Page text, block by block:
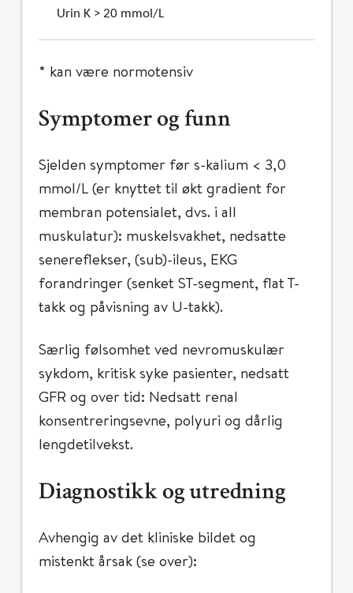
Urin K > 20 mmol/L
* kan være normotensiv
Symptomer og funn
Sjelden symptomer før s-kalium < 3,0
mmol/L (er knyttet til økt gradient for
membran potensialet, dvs. i all
muskulatur): muskelsvakhet, nedsatte
senereflekser, (sub)-ileus, EKG
forandringer (senket ST-segment, flat T-
takk og påvisning av U-takk).
Særlig følsomhet ved nevromuskulær
sykdom, kritisk syke pasienter, nedsatt
GFR og over tid: Nedsatt renal
konsentreringsevne, polyuri og dårlig
lengdetilvekst.
Diagnostikk og utredning
Avhengig av det kliniske bildet og
mistenkt årsak (se over):